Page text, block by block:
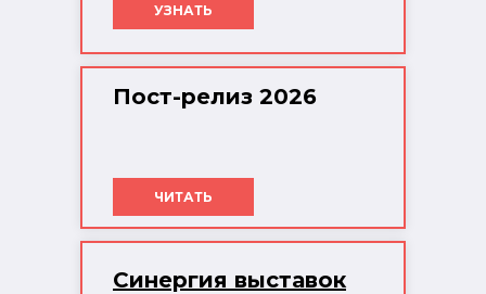
Пост-релиз 2026
ЧИТАТЬ
Синергия выставок
УЗНАТЬ